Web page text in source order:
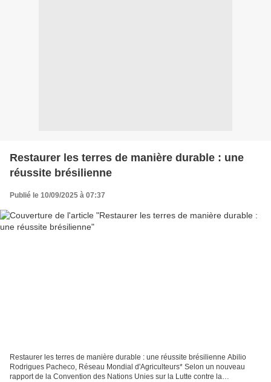
Restaurer les terres de manière durable : une
réussite brésilienne
Publié le 10/09/2025 à 07:37
Restaurer les terres de manière durable : une réussite brésilienne Abilio
Rodrigues Pacheco, Réseau Mondial d'Agriculteurs* Selon un nouveau
rapport de la Convention des Nations Unies sur la Lutte contre la